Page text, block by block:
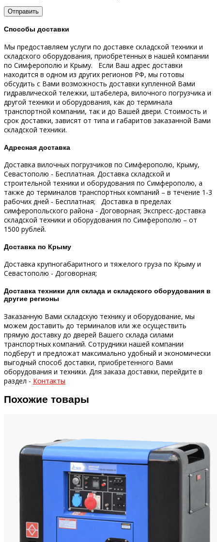
Способы доставки
Мы предоставляем услуги по доставке складской техники и
складского оборудования, приобретенных в нашей компании
по Симферополю и Крыму.
Если Ваш адрес доставки
находится в одном из других регионов РФ, мы готовы
обсудить с Вами возможность доставки купленной Вами
гидравлической тележки, штабелера, вилочного погрузчика и
другой техники и оборудования, как до терминала
транспортной компании, так и до Вашей двери. Стоимость и
срок доставки, зависят от типа и габаритов заказанной Вами
складской техники.
Адресная доставка
Доставка вилочных погрузчиков по Симферополю, Крыму,
Севастополю - Бесплатная. Доставка складской и
строительной техники и оборудования по Симферополю, а
также до терминалов транспортных компаний – в течение 1-3
рабочих дней - Бесплатная; Доставка в пределах
симферопольского района - Договорная; Экспресс-доставка
складской техники и оборудования по Симферополю – от
1500 рублей.
Доставка по Крыму
Доставка крупногабаритного и тяжелого груза по Крыму и
Севастополю - Договорная;
Доставка техники для склада и складского оборудования в
другие регионы
Заказанную Вами складскую технику и оборудование, мы
можем доставить до терминалов или же осуществить
прямую доставку до дверей Вашего склада силами
транспортных компаний. Сотрудники нашей компании
подберут и предложат максимально удобный и экономически
выгодный способ доставки, приобретенного Вами
оборудования и техники. Для заказа доставки, перейдите в
раздел - Контакты
Похожие товары